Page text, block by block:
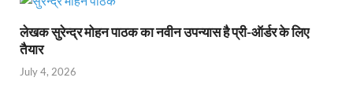
लेखक सुरेन्द्र मोहन पाठक का नवीन उपन्यास है प्री-ऑर्डर के लिए
तैयार
July 4, 2026